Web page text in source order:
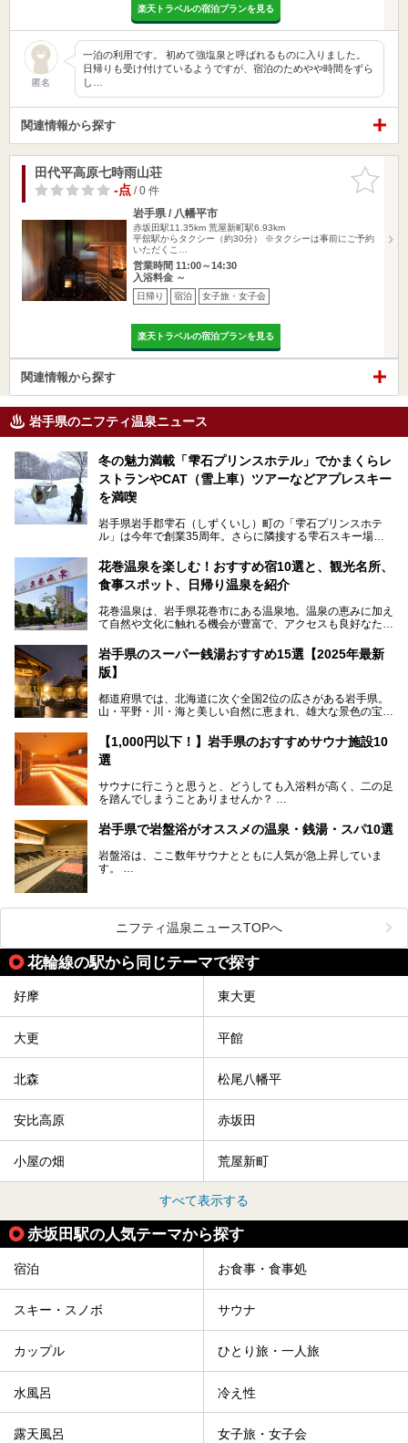
楽天トラベルの宿泊プランを見る
匿名
一泊の利用です。 初めて強塩泉と呼ばれるものに入りました。
日帰りも受け付けているようですが、宿泊のためやや時間をずら
し…
関連情報から探す
お気に入
りに追加
田代平高原七時雨山荘
-点/ 0 件
岩手県 / 八幡平市
赤坂田駅11.35km 荒屋新町駅6.93km
平舘駅からタクシー（約30分） ※タクシーは事前にご予約
いただくこ…
営業時間 11:00～14:30
入浴料金 ～
日帰り 宿泊 女子旅・女子会
楽天トラベルの宿泊プランを見る
関連情報から探す
岩手県のニフティ温泉ニュース
冬の魅力満載「雫石プリンスホテル」でかまくらレ
ストランやCAT（雪上車）ツアーなどアプレスキー
を満喫
岩手県岩手郡雫石（しずくいし）町の「雫石プリンスホテ
ル」は今年で創業35周年。さらに隣接する雫石スキー場は
の後"）の充実をはかり、テーマをSNOW（雪）＋NOVA
（新星）で「SNØVA（スノーヴァ）」としました！
喫できるパウダースノーの雫石。というわけで、「雫石プリ
ンスホテル」にお出かけして楽しめるアクティビティや温泉
───
提供元：株式会社西武・プリンスホテルズワールドワイド
この記事は雫石プリンスホテルのPR記事です。
花巻温泉を楽しむ！おすすめ宿10選と、観光名所、
食事スポット、日帰り温泉を紹介
花巻温泉は、岩手県花巻市にある温泉地。温泉の恵みに加え
て自然や文化に触れる機会が豊富で、アクセスも良好なた
この記事では、花巻温泉の魅力、おすすめの宿・注目すべき
観光スポット・味わい深い食事処・気軽に立ち寄れる日帰り
花巻温泉での日常を忘れられる特別な体験を通じて、いつも
岩手県のスーパー銭湯おすすめ15選【2025年最新
版】
都道府県では、北海道に次ぐ全国2位の広さがある岩手県。
山・平野・川・海と美しい自然に恵まれ、雄大な景色の宝庫
三陸の魚介類などの岩手グルメは全国に知られていますね。
大自然に囲まれた岩手県には、温泉が多く湧き出していま
す。今回は、岩手県でおすすめのスーパー銭湯をご紹介しま
【1,000円以下！】岩手県のおすすめサウナ施設10
選
サウナに行こうと思うと、どうしても入浴料が高く、二の足
を踏んでしまうことありませんか？
そこで値段を抑えた格安でお風呂とサウナを満喫できる充実
の施設を紹介します！
サクッと、月何回もサウナを楽しみたい人にとってはピッタ
リの場所ばかりなんですよ。
岩手県で岩盤浴がオススメの温泉・銭湯・スパ10選
岩盤浴は、ここ数年サウナとともに人気が急上昇していま
す。
今回は、岩手県でおすすめの温泉、銭湯、スパにある岩盤浴
を紹介します！
温度も低めなので、暑いのが苦手な人でも大満足な施設です
ニフティ温泉ニュースTOPへ
花輪線の駅から同じテーマで探す
好摩 東大更
大更 平館
北森 松尾八幡平
安比高原 赤坂田
小屋の畑 荒屋新町
すべて表示する
赤坂田駅の人気テーマから探す
宿泊 お食事・食事処
スキー・スノボ サウナ
カップル ひとり旅・一人旅
水風呂 冷え性
露天風呂 女子旅・女子会